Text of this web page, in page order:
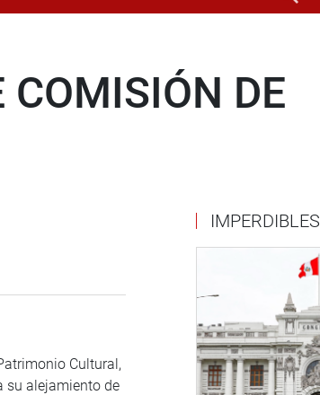
COMISIÓN DE
Cultural,
su alejamiento de
IMPERDIBLES